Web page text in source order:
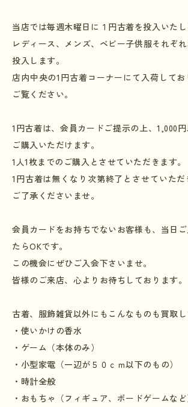
当店では毎週木曜日に１円古着を投入いたし
レディース、メンズ、ベビー子供服それぞ
投入します。
店内中央の1 円古着コーナーにて入荷して
ご覧ください。
1 円古着は、会員カードご提示の上、1,000
ご購入いただけます。
1 人1枚までのご購入とさせていただきます。
1 円古着は無くなり次第終了とさせていた
ご了承くださいませ。
会員カードをお持ちでないお客様も、当日
たらOKです。
この機会にぜひご入会下さいませ。
皆様のご来店、心よりお待ちしております。
古着、服飾雑貨以外にもこんなものも買取し
・使いかけの香水
・ゲーム（本体のみ）
・小型家電（一辺が５０ｃｍ以下のもの）
・時計全般
・おもちゃ（フィギュア、ボードゲームなど